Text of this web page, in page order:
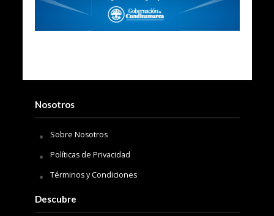
Nosotros
Sobre Nosotros
Políticas de Privacidad
Términos y Condiciones
Descubre